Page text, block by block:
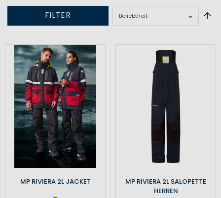
FILTER
MP RIVIERA 2L JACKET
MP RIVIERA 2L SALOPETTE
HERREN